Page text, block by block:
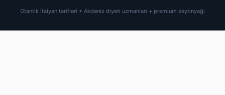
Otantik İtalyan tarifleri + Akdeniz diyeti uzmanları + premium zeytinyağı